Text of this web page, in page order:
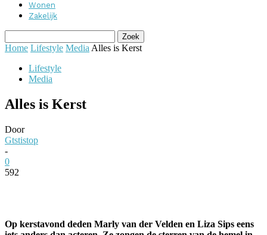
Wonen
Zakelijk
Home Lifestyle Media Alles is Kerst
Lifestyle
Media
Alles is Kerst
Door
Gtstistop
-
0
592
Op kerstavond deden Marly van der Velden en Liza Sips eens